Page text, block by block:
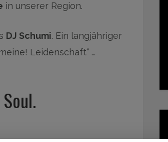
in unserer Region.
DJ Schumi. Ein langjähriger
Leidenschaft“ …